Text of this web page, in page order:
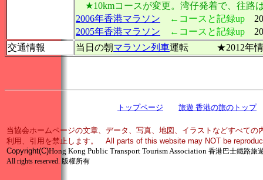
★10kmコースが変更。湾仔発着で、往路
2006年香港マラソン ←コースと記録up
2005年香港マラソン ←コースと記録up
交通情報
当日の朝マラソン列車運転 ★2012年情報
トップページ 旅遊 香港の旅のトップ
当協会ホームページの文章、データ、写真、地図、イラストなどすべて
利用、引用を禁止します。 All parts of this website may NOT be
Copyright(C)Hong Kong Public Transport Tourism Association 香港巴士鐵路旅
All rights reserved. 版權所有